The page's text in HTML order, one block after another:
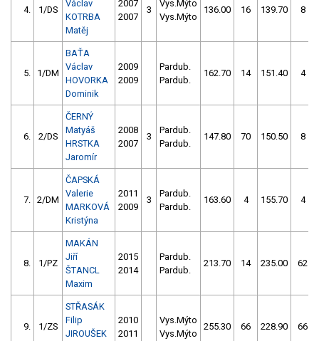
4. 1/DS
Václav
KOTRBA
Matěj
2007
2007
3
Vys.Mýto
Vys.Mýto
136.00 16 139.70 8
5. 1/DM
BAŤA
Václav
HOVORKA
Dominik
2009
2009
Pardub.
Pardub.
162.70 14 151.40 4
6. 2/DS
ČERNÝ
Matyáš
HRSTKA
Jaromír
2008
2007
3
Pardub.
Pardub.
147.80 70 150.50 8
7. 2/DM
ČAPSKÁ
Valerie
MARKOVÁ
Kristýna
2011
2009
3
Pardub.
Pardub.
163.60 4 155.70 4
8. 1/PZ
MAKÁN
Jiří
ŠTANCL
Maxim
2015
2014
Pardub.
Pardub.
213.70 14 235.00 62
9. 1/ZS
STŘASÁK
Filip
JIROUŠEK
2010
2011
Vys.Mýto
Vys.Mýto
255.30 66 228.90 66